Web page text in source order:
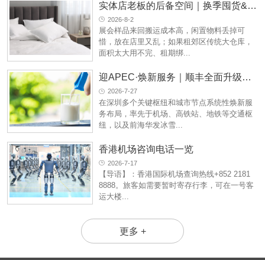
实体店老板的后备空间｜换季囤货&样品托管仓，释放门店黄金营业面积
2026-8-2
展会样品来回搬运成本高，闲置物料丢掉可
惜，放在店里又乱；如果租郊区传统大仓库，
面积太大用不完、租期绑...
迎APEC·焕新服务｜顺丰全面升级城市服务矩阵，以科技与温度点亮深圳国际窗口
2026-7-27
在深圳多个关键枢纽和城市节点系统性焕新服
务布局，率先于机场、高铁站、地铁等交通枢
纽，以及前海华发冰雪...
香港机场咨询电话一览
2026-7-17
【导语】：香港国际机场查询热线+852 2181
8888。旅客如需要暂时寄存行李，可在一号客
运大楼...
更多 +